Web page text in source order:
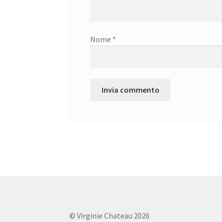
Nome *
© Virginie Chateau 2026